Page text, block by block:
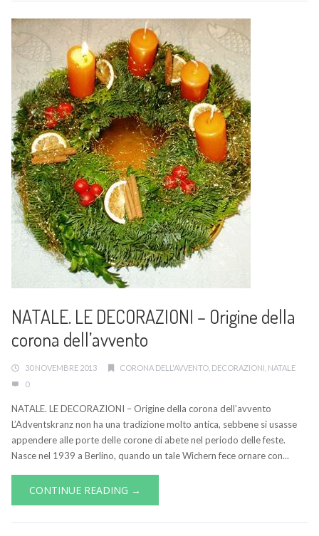
NATALE. LE DECORAZIONI – Origine della
corona dell’avvento
30 NOVEMBRE 2013 CORONA DELL'AVVENTO DECORAZIONI NATALE
0
NATALE. LE DECORAZIONI – Origine della corona dell’avvento
L’Adventskranz non ha una tradizione molto antica, sebbene si usasse
appendere alle porte delle corone di abete nel periodo delle feste.
Nasce nel 1939 a Berlino, quando un tale Wichern fece ornare con...
CONTINUE READING →